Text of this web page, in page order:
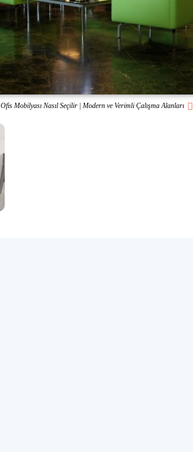
Ofis Mobilyası Nasıl Seçilir | Modern ve Verimli Çalışma Alanları